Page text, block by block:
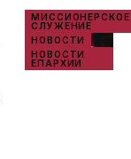
МИССИОНЕРСКОЕ
СЛУЖЕНИЕ
НОВОСТИ
НОВОСТИ
ЕПАРХИИ